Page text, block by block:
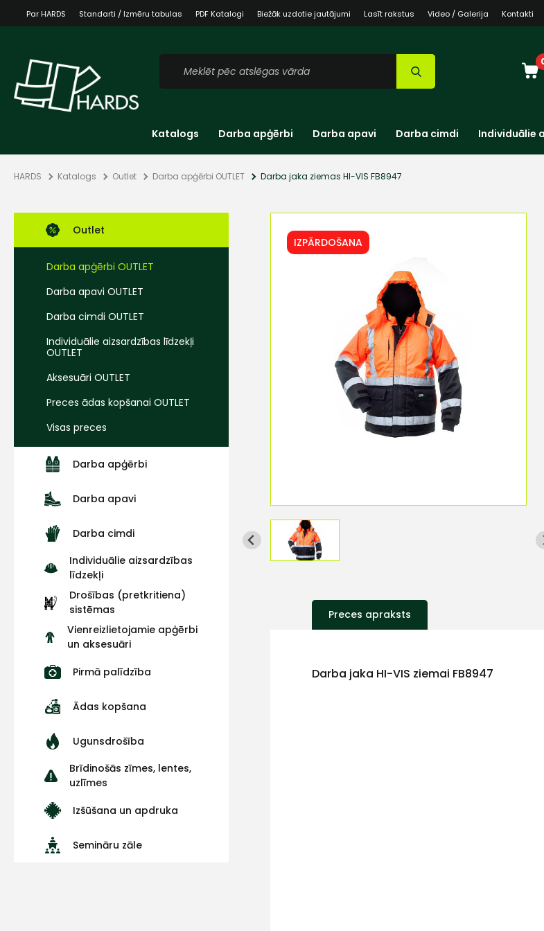
Par HARDS Standarti / Izmēru tabulas PDF Katalogi Biežāk uzdotie jautājumi Lasīt rakstus Video / Galerija Kontakti
Katalogs Darba apģērbi Darba apavi Darba cimdi Individuālie
HARDS Katalogs Outlet Darba apģērbi OUTLET Darba jaka ziemas HI-VIS FB8947
Outlet
Darba apģērbi OUTLET
Darba apavi OUTLET
Darba cimdi OUTLET
Individuālie aizsardzības līdzekļi
OUTLET
Aksesuāri OUTLET
Preces ādas kopšanai OUTLET
Visas preces
Darba apģērbi
Darba apavi
Darba cimdi
Individuālie aizsardzības
līdzekļi
Drošības (pretkritiena)
sistēmas
Vienreizlietojamie apģērbi
un aksesuāri
Pirmā palīdzība
Ādas kopšana
Ugunsdrošība
Brīdinošās zīmes, lentes,
uzlīmes
Izšūšana un apdruka
Semināru zāle
IZPĀRDOŠANA
Preces apraksts
Darba jaka HI-VIS ziemai FB8947